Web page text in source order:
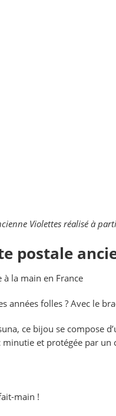
Violettes réalisé à
postale
à la main en France
années folles ? Avec le
ce bijou se compose
et protégée par un
main !